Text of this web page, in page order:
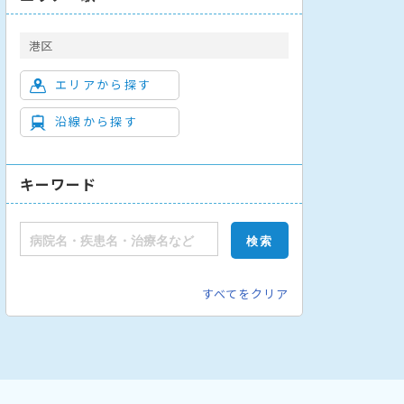
港区
エリアから探す
沿線から探す
キーワード
すべてをクリア